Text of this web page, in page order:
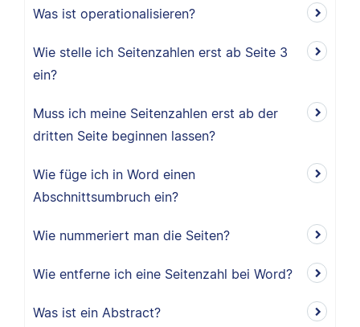
Was ist operationalisieren?
Wie stelle ich Seitenzahlen erst ab Seite 3
ein?
Muss ich meine Seitenzahlen erst ab der
dritten Seite beginnen lassen?
Wie füge ich in Word einen
Abschnittsumbruch ein?
Wie nummeriert man die Seiten?
Wie entferne ich eine Seitenzahl bei Word?
Was ist ein Abstract?